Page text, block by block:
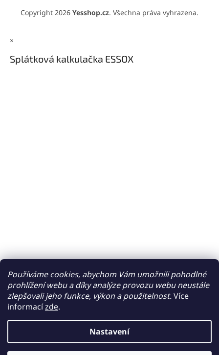
Používáme cookies, abychom Vám umožnili pohodlné
prohlížení webu a díky analýze provozu webu neustále
zlepšovali jeho funkce, výkon a použitelnost.Více
informacízde.
Nastavení
Copyright 2026 Yesshop.cz. Všechna práva vyhrazena.
×
Splátková kalkulačka ESSOX